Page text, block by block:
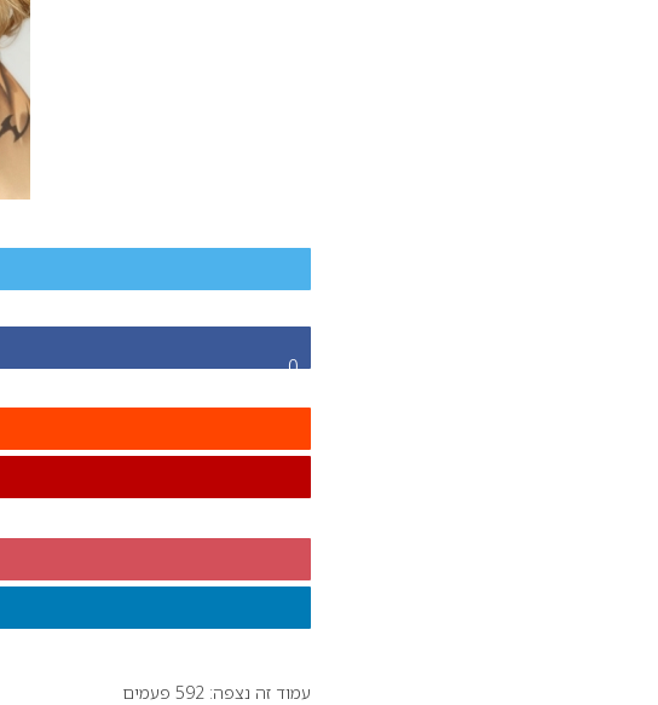
0
עמוד זה נצפה: 592 פעמים